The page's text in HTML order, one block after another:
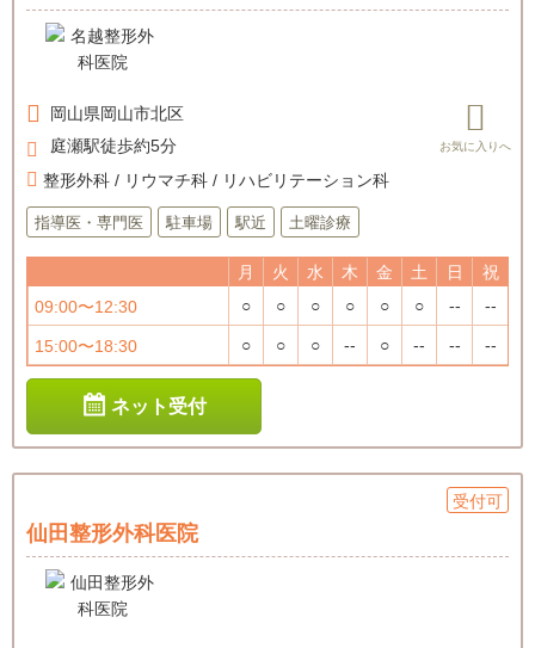
岡山県岡山市北区
庭瀬駅徒歩約5分
整形外科 / リウマチ科 / リハビリテーション科
指導医・専門医 駐車場 駅近 土曜診療
月 火 水 木 金 土 日
祝
09:00〜12:30
○ ○ ○ ○ ○ ○ -- --
15:00〜18:30 ○ ○ ○ -- ○ -- -- --
ネット受付
受付可
仙田整形外科医院